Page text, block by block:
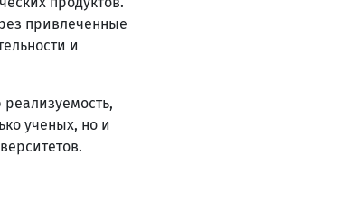
привлеченные
и
ученых, но и